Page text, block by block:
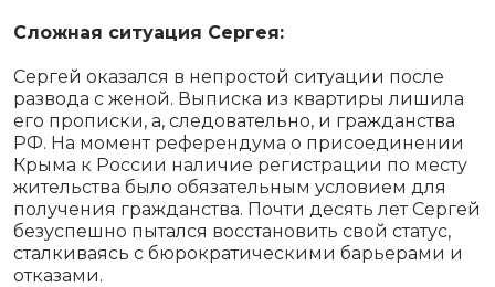
Сложная ситуация Сергея:
Сергей оказался в непростой ситуации после
развода с женой. Выписка из квартиры лишила
его прописки, а, следовательно, и гражданства
РФ. На момент референдума о присоединении
Крыма к России наличие регистрации по месту
жительства было обязательным условием для
получения гражданства. Почти десять лет Сергей
безуспешно пытался восстановить свой статус,
сталкиваясь с бюрократическими барьерами и
отказами.